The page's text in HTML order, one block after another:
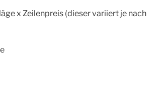
x Zeilenpreis (dieser variiert je nach